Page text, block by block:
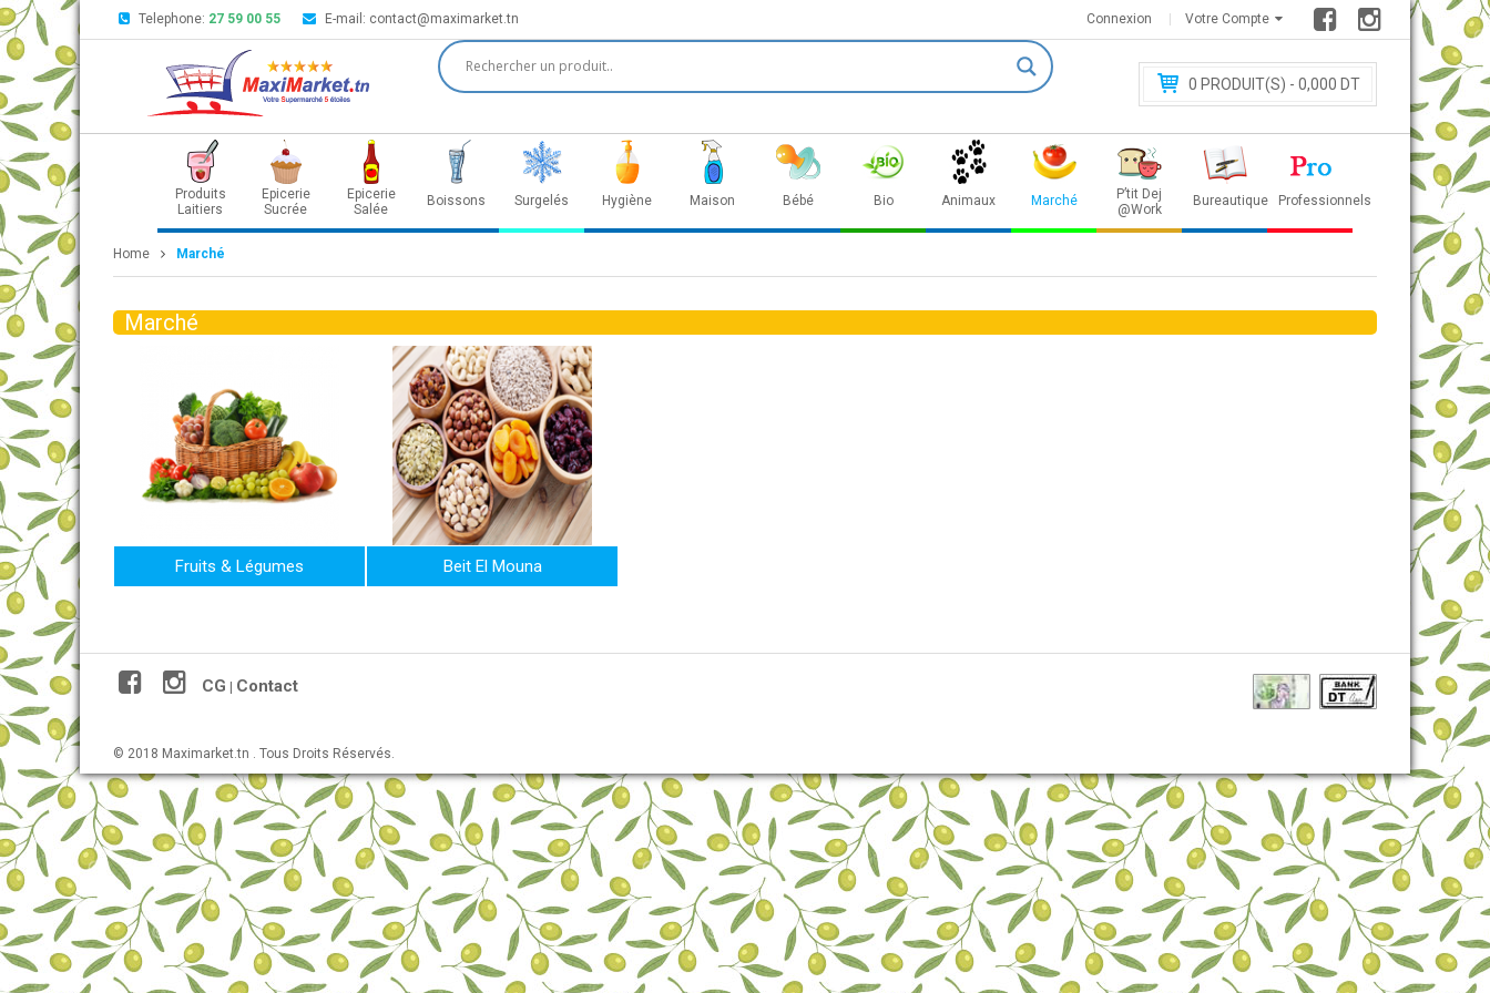
Telephone: 27 59 00 55 E-mail: contact@maximarket.tn Votre Compte
Connexion
0 PRODUIT(S) - 0,000 DT
Produits
Laitiers
Epicerie
Sucrée
Epicerie
Salée
Boissons Surgelés Hygiène Maison Bébé Bio Animaux Marché
P’tit Dej
@Work
Bureautique Professionnels
Home Marché
Marché
Fruits & Légumes Beit El Mouna
CG Contact
© 2018 Maximarket.tn . Tous Droits Réservés.